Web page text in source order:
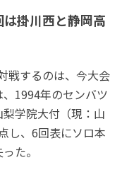
掛川西と静岡高
戦するのは、今大会
1994年のセンバツ
学院大付（現：山
し、6回表にソロ本
た。